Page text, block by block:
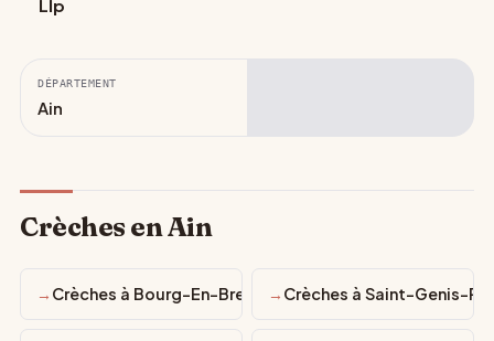
Llp
DÉPARTEMENT
Ain
Crèches en Ain
Crèches à Bourg-En-Bresse Crèches à Saint-Genis-